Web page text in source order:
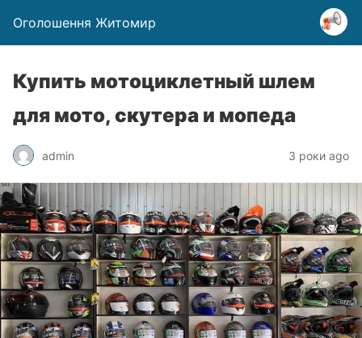
Оголошення Житомир
Купить мотоциклетный шлем
для мото, скутера и мопеда
admin 3 роки ago